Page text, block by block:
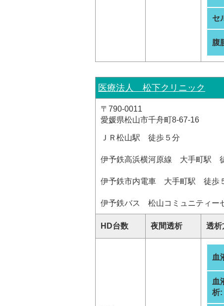
セ
腹
医療法人 松下クリニック
〒790-0011
愛媛県松山市千舟町8-67-16
ＪＲ松山駅 徒歩５分
伊予鉄高浜横河原線 大手町駅
伊予鉄市内電車 大手町駅 徒歩
伊予鉄バス 松山コミュニティー
HD台数 夜間透析 透析
血
血
析: